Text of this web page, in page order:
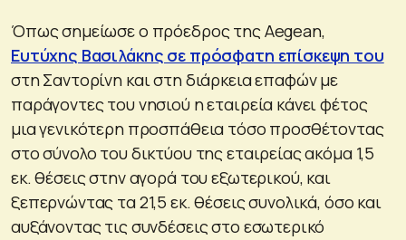
Όπως σημείωσε ο πρόεδρος της Aegean,
Ευτύχης Βασιλάκης σε πρόσφατη επίσκεψη του
στη Σαντορίνη και στη διάρκεια επαφών με
παράγοντες του νησιού η εταιρεία κάνει φέτος
μια γενικότερη προσπάθεια τόσο προσθέτοντας
στο σύνολο του δικτύου της εταιρείας ακόμα 1,5
εκ. θέσεις στην αγορά του εξωτερικού, και
ξεπερνώντας τα 21,5 εκ. θέσεις συνολικά, όσο και
αυξάνοντας τις συνδέσεις στο εσωτερικό